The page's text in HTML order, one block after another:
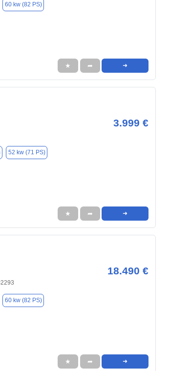
60 kw (82 PS)
★ ➦ ➜
3.999 €
52 kw (71 PS)
★ ➦ ➜
18.490 €
60 kw (82 PS)
★ ➦ ➜